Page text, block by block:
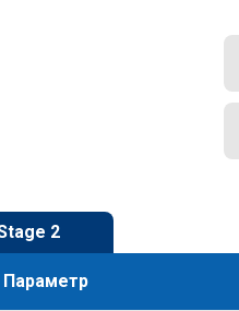
2
Параметр